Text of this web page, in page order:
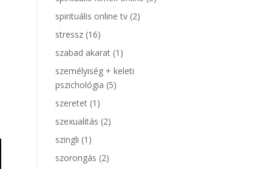
spirituális online tv (2)
stressz (16)
szabad akarat (1)
személyiség + keleti
pszichológia (5)
szeretet (1)
szexualitás (2)
szingli (1)
szorongás (2)